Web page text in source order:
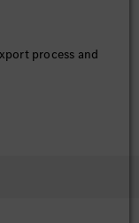
process and